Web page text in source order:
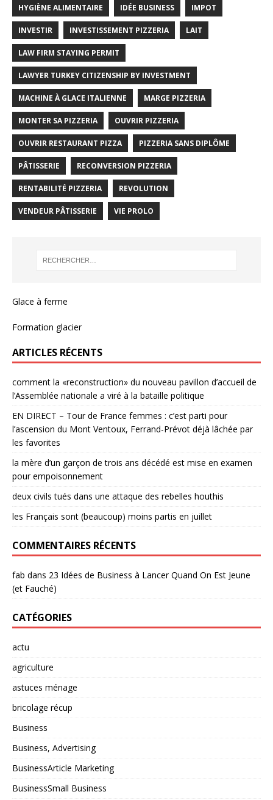
HYGIÈNE ALIMENTAIRE IDÉE BUSINESS IMPOT
INVESTIR INVESTISSEMENT PIZZERIA LAIT
LAW FIRM STAYING PERMIT
LAWYER TURKEY CITIZENSHIP BY INVESTMENT
MACHINE À GLACE ITALIENNE MARGE PIZZERIA
MONTER SA PIZZERIA OUVRIR PIZZERIA
OUVRIR RESTAURANT PIZZA PIZZERIA SANS DIPLÔME
PÂTISSERIE RECONVERSION PIZZERIA
RENTABILITÉ PIZZERIA REVOLUTION
VENDEUR PÂTISSERIE VIE PROLO
Glace à ferme
Formation glacier
ARTICLES RÉCENTS
comment la «reconstruction» du nouveau pavillon d’accueil de
l’Assemblée nationale a viré à la bataille politique
EN DIRECT – Tour de France femmes : c’est parti pour
l’ascension du Mont Ventoux, Ferrand-Prévot déjà lâchée par
les favorites
la mère d’un garçon de trois ans décédé est mise en examen
pour empoisonnement
deux civils tués dans une attaque des rebelles houthis
les Français sont (beaucoup) moins partis en juillet
COMMENTAIRES RÉCENTS
fab dans 23 Idées de Business à Lancer Quand On Est Jeune
(et Fauché)
CATÉGORIES
actu
agriculture
astuces ménage
bricolage récup
Business
Business, Advertising
BusinessArticle Marketing
BusinessSmall Business